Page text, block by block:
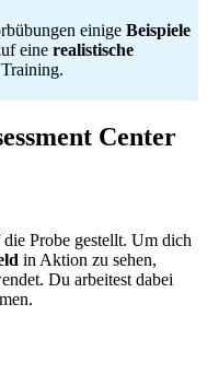
einige Beispiele
eine realistische
Center
Probe gestellt. Um dich
in Aktion zu sehen,
Du arbeitest dabei